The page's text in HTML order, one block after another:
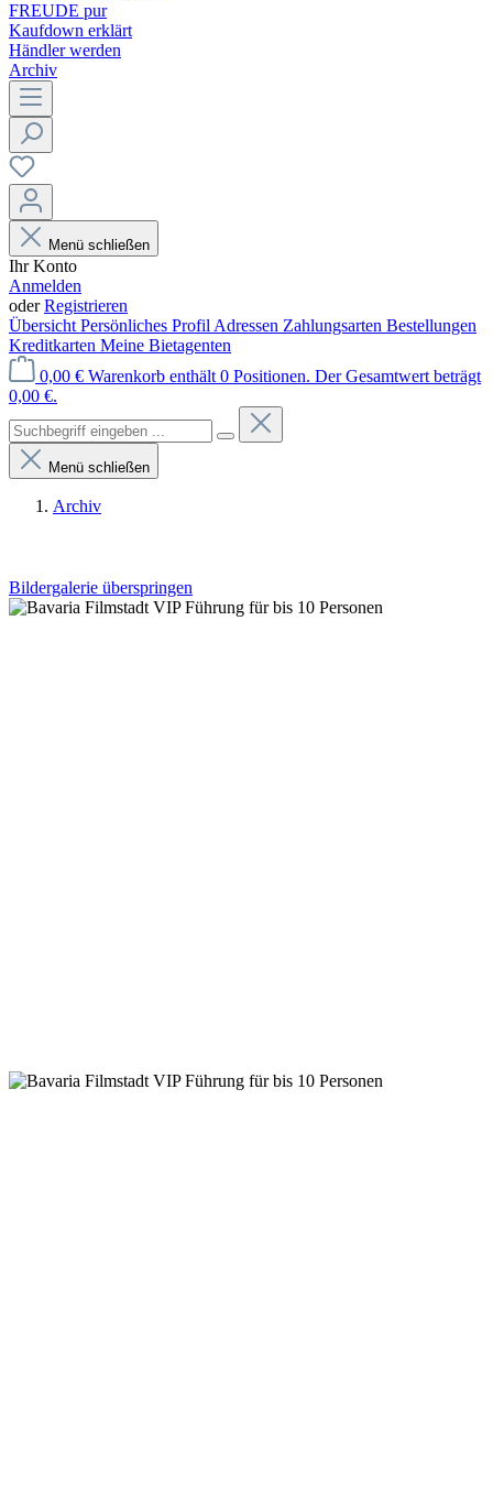
FREUDE pur
Kaufdown erklärt
Händler werden
Archiv
Menü schließen
Ihr Konto
Anmelden
oderRegistrieren
Übersicht Persönliches Profil Adressen Zahlungsarten Bestellungen
Kreditkarten Meine Bietagenten
0,00 € Warenkorb enthält 0 Positionen. Der Gesamtwert beträgt
0,00 €.
Menü schließen
Archiv
Bildergalerie überspringen